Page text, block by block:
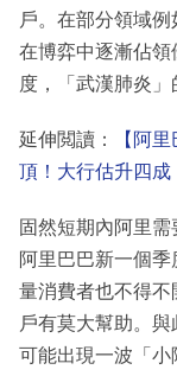
戶。在部分領域例
在博弈中逐漸佔領
度，「武漢肺炎」
延伸閲讀：
【阿
頂！大行估升四
固然短期內阿里
阿里巴巴新一個
量消費者也不得不
戶有莫大幫助。
可能出現一波「